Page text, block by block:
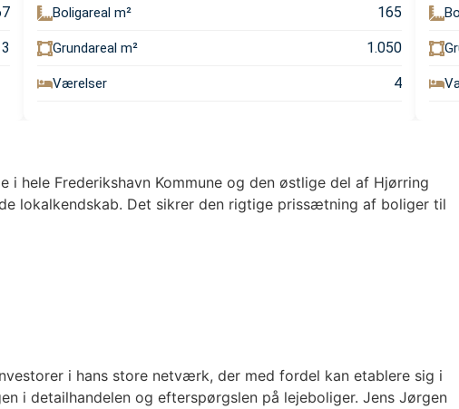
3
Boligareal m² 165
Grundareal m² 1.050
Værelser 4
hele Frederikshavn Kommune og den østlige del af Hjørring
lokalkendskab. Det sikrer den rigtige prissætning af boliger til
i hans store netværk, der med fordel kan etablere sig i
i detailhandelen og efterspørgslen på lejeboliger. Jens Jørgen